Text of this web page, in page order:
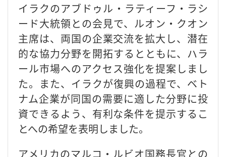
イラクのアブドゥル・ラティーフ・ラシ
ード大統領との会見で、ルオン・クオン
主席は、両国の企業交流を拡大し、潜在
的な協力分野を開拓するとともに、ハラ
ール市場へのアクセス強化を提案しまし
た。また、イラクが復興の過程で、ベト
ナム企業が同国の需要に適した分野に投
資できるよう、有利な条件を提示するこ
とへの希望を表明しました。
アメリカのマルコ・ルビオ国務長官との